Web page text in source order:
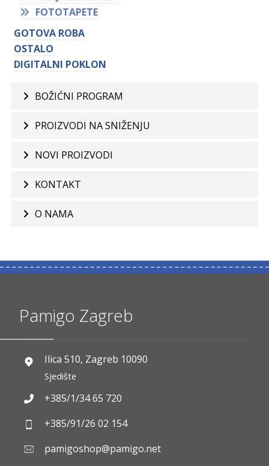
FOTOTAPETE
GOTOVA ROBA
OSTALO
DIGITALNI POKLON
BOŽIĆNI PROGRAM
PROIZVODI NA SNIŽENJU
NOVI PROIZVODI
KONTAKT
O NAMA
Pamigo Zagreb
Ilica 510, Zagreb 10090
Sjedište
+385/1/34 65 720
+385/91/26 02 154
pamigoshop@pamigo.net